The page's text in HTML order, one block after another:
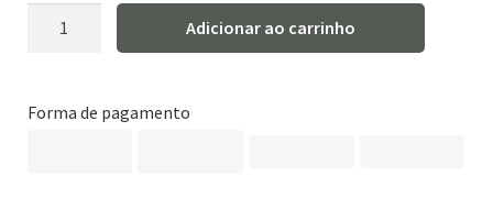
-
Adicionar ao carrinho
Forma de pagamento